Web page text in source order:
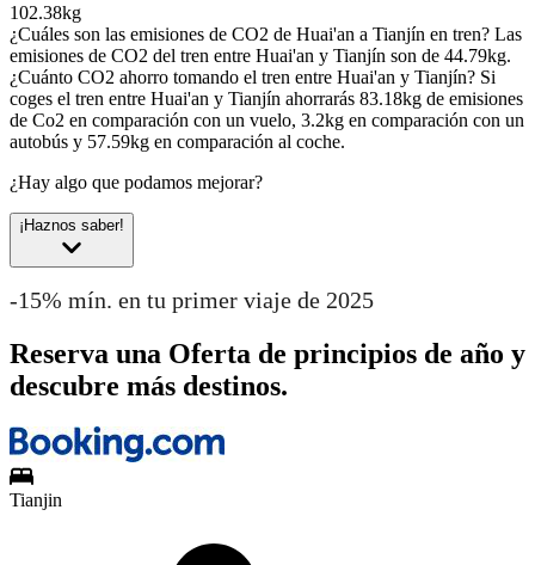
102.38kg
¿Cuáles son las emisiones de CO2 de Huai'an a Tianjín en tren? Las
emisiones de CO2 del tren entre Huai'an y Tianjín son de 44.79kg.
¿Cuánto CO2 ahorro tomando el tren entre Huai'an y Tianjín? Si
coges el tren entre Huai'an y Tianjín ahorrarás 83.18kg de emisiones
de Co2 en comparación con un vuelo, 3.2kg en comparación con un
autobús y 57.59kg en comparación al coche.
¿Hay algo que podamos mejorar?
¡Haznos saber!
-15% mín. en tu primer viaje de 2025
Reserva una Oferta de principios de año y
descubre más destinos.
Tianjin